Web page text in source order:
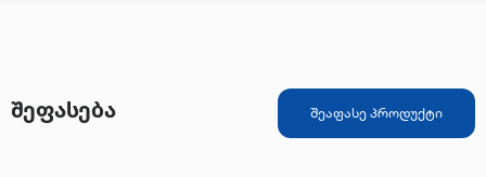
შეფასება შეაფასე პროდუქტი